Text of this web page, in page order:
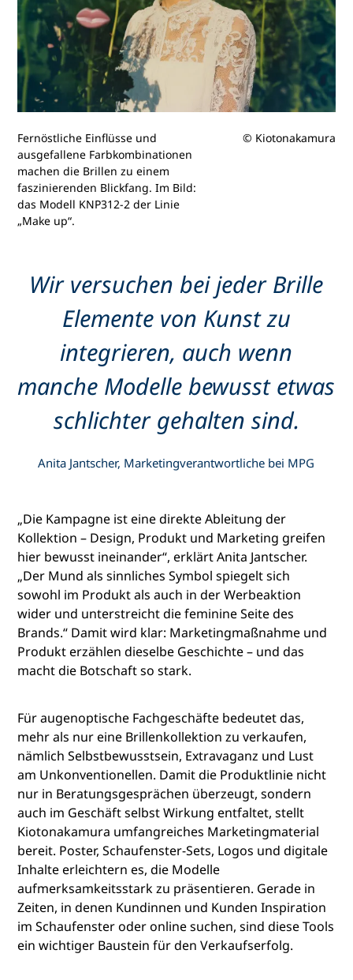
Fernöstliche Einflüsse und
ausgefallene Farbkombinationen
machen die Brillen zu einem
faszinierenden Blickfang. Im Bild:
das Modell KNP312-2 der Linie
„Make up“.
© Kiotonakamura
Wir versuchen bei jeder Brille
Elemente von Kunst zu
integrieren, auch wenn
manche Modelle bewusst etwas
schlichter gehalten sind.
Anita Jantscher, Marketingverantwortliche bei MPG
„Die Kampagne ist eine direkte Ableitung der
Kollektion – Design, Produkt und Marketing greifen
hier bewusst ineinander“, erklärt Anita Jantscher.
„Der Mund als sinnliches Symbol spiegelt sich
sowohl im Produkt als auch in der Werbeaktion
wider und unterstreicht die feminine Seite des
Brands.“ Damit wird klar: Marketingmaßnahme und
Produkt erzählen dieselbe Geschichte – und das
macht die Botschaft so stark.
Für augenoptische Fachgeschäfte bedeutet das,
mehr als nur eine Brillenkollektion zu verkaufen,
nämlich Selbstbewusstsein, Extravaganz und Lust
am Unkonventionellen. Damit die Produktlinie nicht
nur in Beratungsgesprächen überzeugt, sondern
auch im Geschäft selbst Wirkung entfaltet, stellt
Kiotonakamura umfangreiches Marketingmaterial
bereit. Poster, Schaufenster-Sets, Logos und digitale
Inhalte erleichtern es, die Modelle
aufmerksamkeitsstark zu präsentieren. Gerade in
Zeiten, in denen Kundinnen und Kunden Inspiration
im Schaufenster oder online suchen, sind diese Tools
ein wichtiger Baustein für den Verkaufserfolg.